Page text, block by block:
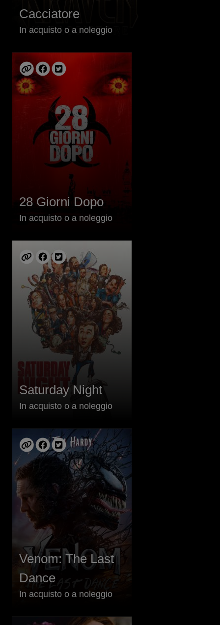
Cacciatore
In acquisto o a noleggio
28 Giorni Dopo
In acquisto o a noleggio
Saturday Night
In acquisto o a noleggio
Venom: The Last
Dance
In acquisto o a noleggio